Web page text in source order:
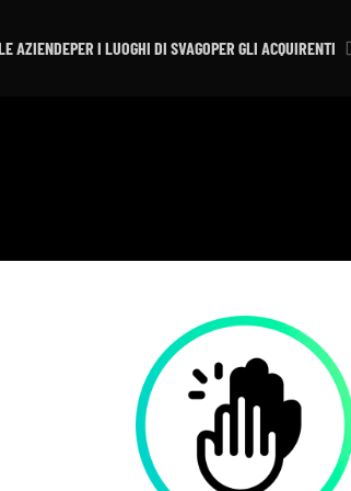
AZIENDEPER I LUOGHI DI SVAGOPER GLI ACQUIRENTI